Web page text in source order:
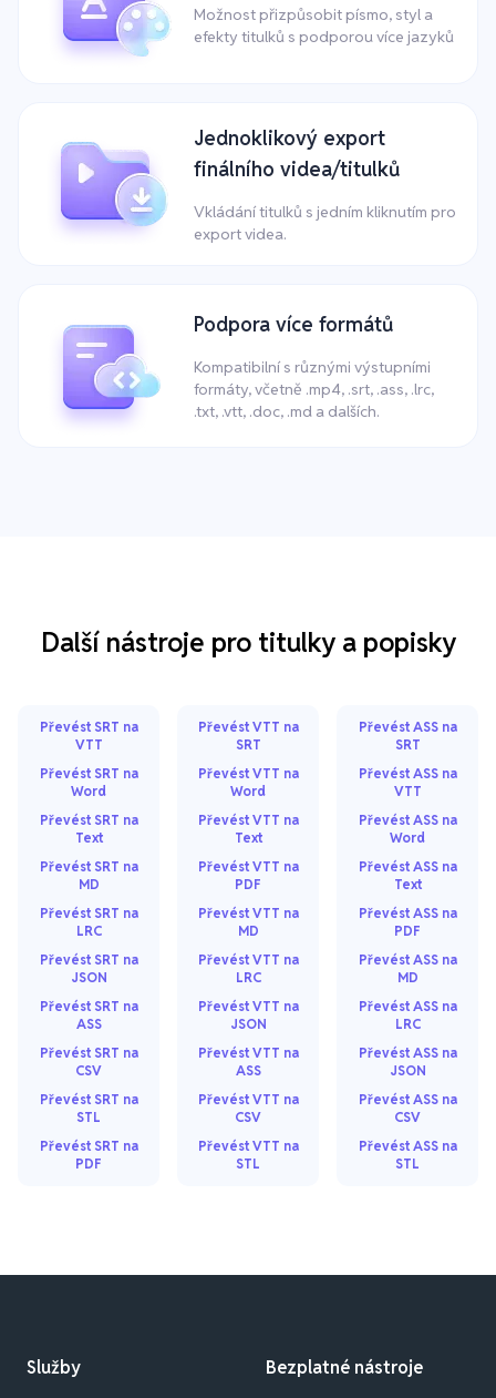
Možnost přizpůsobit písmo, styl a
efekty titulků s podporou více jazyků
Jednoklikový export
finálního videa/titulků
Vkládání titulků s jedním kliknutím pro
export videa.
Podpora více formátů
Kompatibilní s různými výstupními
formáty, včetně .mp4, .srt, .ass, .lrc,
.txt, .vtt, .doc, .md a dalších.
Další nástroje pro titulky a popisky
Převést SRT na
VTT
Převést SRT na
Word
Převést SRT na
Text
Převést SRT na
MD
Převést SRT na
LRC
Převést SRT na
JSON
Převést SRT na
ASS
Převést SRT na
CSV
Převést SRT na
STL
Převést SRT na
PDF
Převést VTT na
SRT
Převést VTT na
Word
Převést VTT na
Text
Převést VTT na
PDF
Převést VTT na
MD
Převést VTT na
LRC
Převést VTT na
JSON
Převést VTT na
ASS
Převést VTT na
CSV
Převést VTT na
STL
Převést ASS na
SRT
Převést ASS na
VTT
Převést ASS na
Word
Převést ASS na
Text
Převést ASS na
PDF
Převést ASS na
MD
Převést ASS na
LRC
Převést ASS na
JSON
Převést ASS na
CSV
Převést ASS na
STL
Služby Bezplatné nástroje